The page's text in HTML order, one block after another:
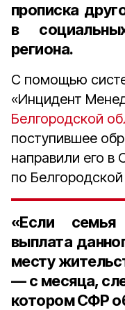
прописка
в
региона.
С помощью
«Инцидент
Белгородской
поступившее
направили его
по
«Если
выплата
месту
— с месяца,
котором СФР